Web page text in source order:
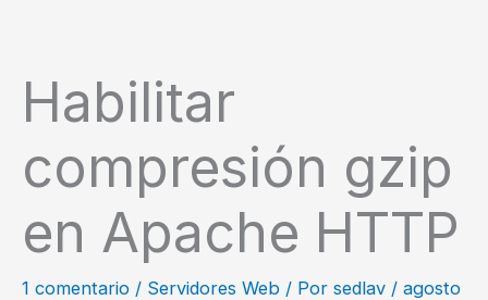
Habilitar
compresión gzip
en Apache HTTP
1 comentario / Servidores Web / Por sedlav / agosto